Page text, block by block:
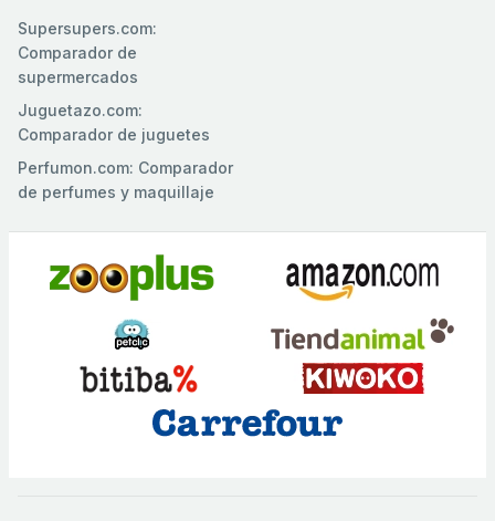
Supersupers.com:
Comparador de
supermercados
Juguetazo.com:
Comparador de juguetes
Perfumon.com: Comparador
de perfumes y maquillaje